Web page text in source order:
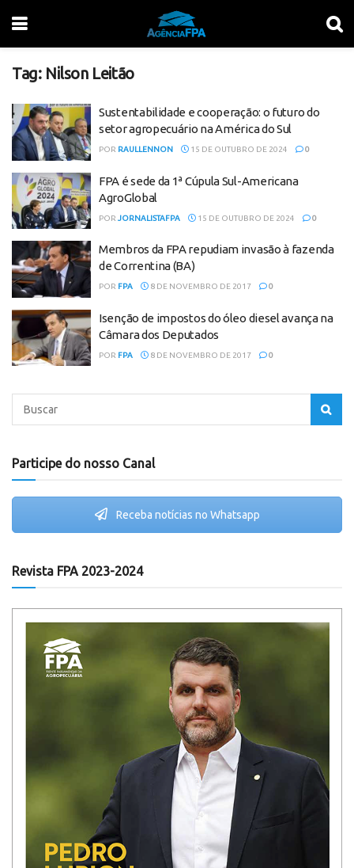
Tag: Nilson Leitão
Sustentabilidade e cooperação: o futuro do
setor agropecuário na América do Sul
POR RAULLENNON 15 DE OUTUBRO DE 2024 0
FPA é sede da 1ª Cúpula Sul-Americana
AgroGlobal
POR JORNALISTAFPA 15 DE OUTUBRO DE 2024 0
Membros da FPA repudiam invasão à fazenda
de Correntina (BA)
POR FPA 8 DE NOVEMBRO DE 2017 0
Isenção de impostos do óleo diesel avança na
Câmara dos Deputados
POR FPA 8 DE NOVEMBRO DE 2017 0
Participe do nosso Canal
Receba notícias no Whatsapp
Revista FPA 2023-2024